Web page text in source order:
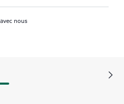
compact est conçu avec
5 GHz et 6 GHz), un port
nous